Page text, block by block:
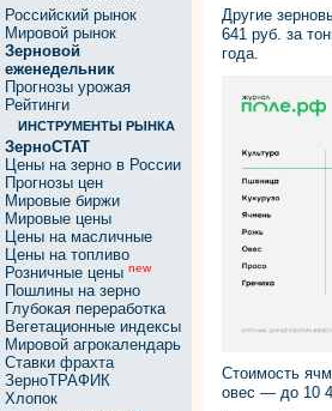
Российский рынок
Мировой рынок
Зерновой
еженедельник
Прогнозы урожая
Рейтинги
ИНСТРУМЕНТЫ РЫНКА
ЗерноСТАТ
Цены на зерно в России
Прогнозы цен
Мировые биржи
Мировые цены
Цены на масличные
Цены на топливо
Розничные цены new
Пошлины на зерно
Глубокая переработка
Вегетационные индексы
Мировой агрокалендарь
Ставки фрахта
ЗерноТРАФИК
Хлопок
Другие
641 руб. за
года.
Стоимость
овес — до 10